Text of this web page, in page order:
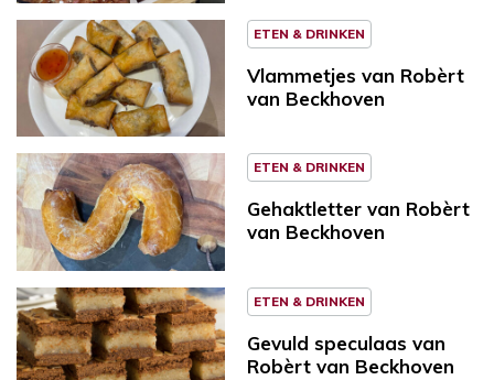
ETEN & DRINKEN
Vlammetjes van Robèrt
van Beckhoven
ETEN & DRINKEN
Gehaktletter van Robèrt
van Beckhoven
ETEN & DRINKEN
Gevuld speculaas van
Robèrt van Beckhoven